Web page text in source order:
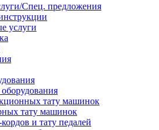
Спец. предложения
услуги
тату машинок
тату машинок
и тату педалей